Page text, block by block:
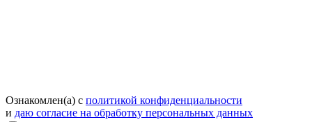
Ознакомлен(а) с политикой конфиденциальности
и даю согласие на обработку персональных данных